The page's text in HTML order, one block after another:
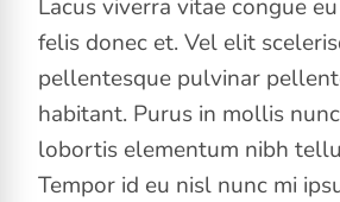
Lacus viverra vitae congue
felis donec et. Vel elit
pellentesque pulvinar
habitant. Purus in mollis
lobortis elementum nibh
Tempor id eu nisl nunc mi